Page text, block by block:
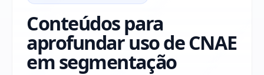
Conteúdos para
aprofundar uso de CNAE
em segmentação